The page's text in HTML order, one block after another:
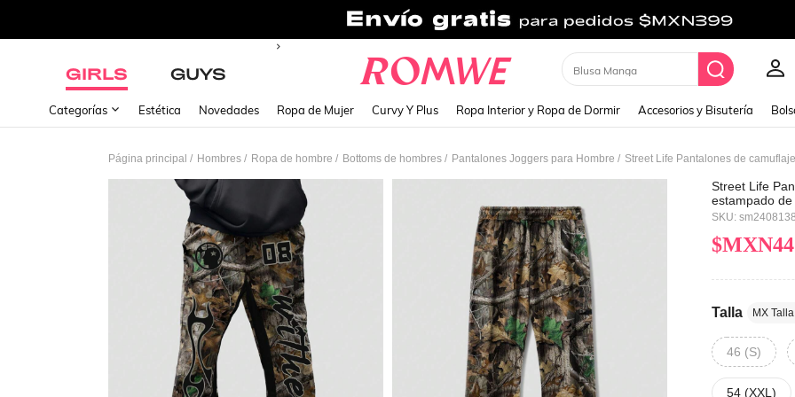
GIRLS GUYS Cardigan
Categorías Estética Novedades Ropa de Mujer Curvy Y Plus Ropa Interior y Ropa de Dormir Accesorios y Bisutería
Página principal / Hombres / Ropa de hombre / Bottoms de hombres / Pantalones Joggers para Hombre /
Street Life
estampado
con diseño de
SKU:
Talla MX Talla
46 (S)
54 (XXL)